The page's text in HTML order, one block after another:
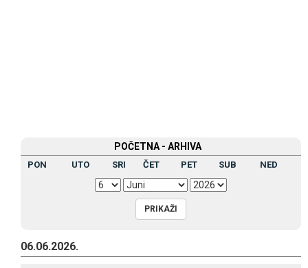
POČETNA - ARHIVA
PON UTO SRI ČET PET SUB NED
06.06.2026.